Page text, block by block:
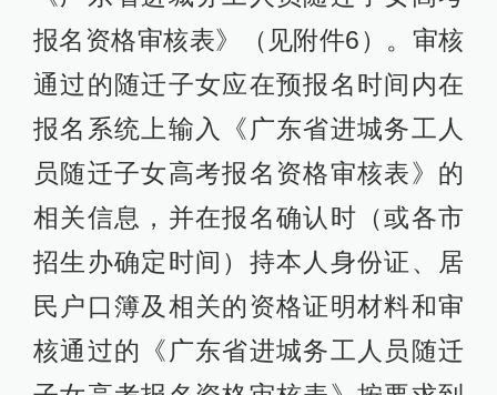
报名资格审核表》（见附件6）。审核
通过的随迁子女应在预报名时间内在
报名系统上输入《广东省进城务工人
员随迁子女高考报名资格审核表》的
相关信息，并在报名确认时（或各市
招生办确定时间）持本人身份证、居
民户口簿及相关的资格证明材料和审
核通过的《广东省进城务工人员随迁